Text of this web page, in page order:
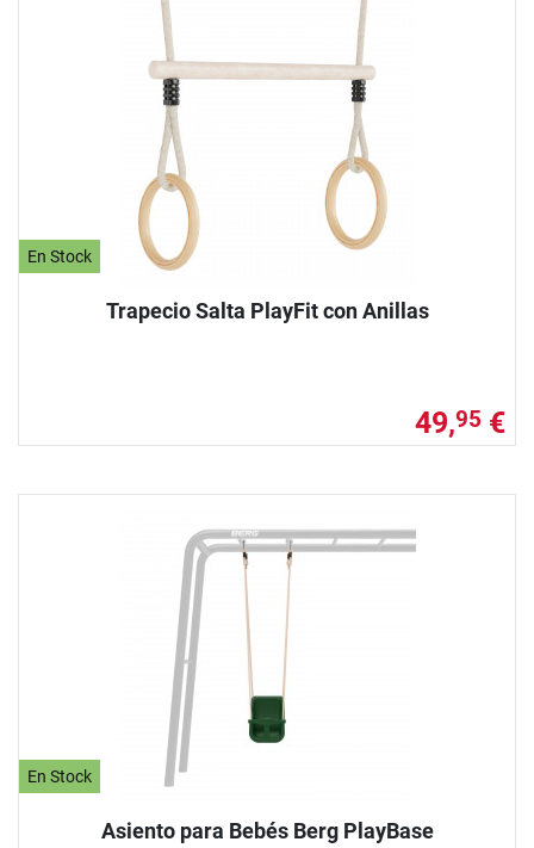
En Stock
Trapecio Salta PlayFit con Anillas
49,95 €
En Stock
Asiento para Bebés Berg PlayBase